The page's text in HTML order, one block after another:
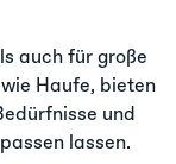
auch für große
Haufe, bieten
und
lassen.